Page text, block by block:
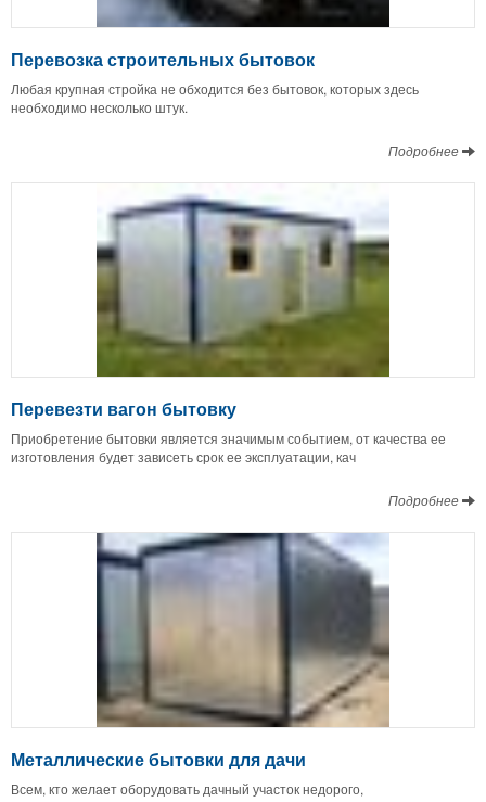
Перевозка строительных бытовок
Любая крупная стройка не обходится без бытовок, которых здесь
необходимо несколько штук.
Подробнее
Перевезти вагон бытовку
Приобретение бытовки является значимым событием, от качества ее
изготовления будет зависеть срок ее эксплуатации, кач
Подробнее
Металлические бытовки для дачи
Всем, кто желает оборудовать дачный участок недорого,